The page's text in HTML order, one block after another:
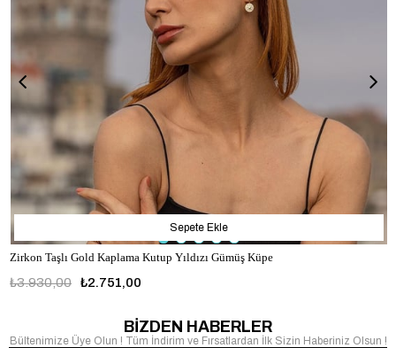
Zirkon Taşlı Gold Kaplama Kutup Yıldızı Gümüş Küpe
₺2.751,00
₺3.930,00
Sepete Ekle
BİZDEN HABERLER
Bültenimize Üye Olun ! Tüm İndirim ve Fırsatlardan İlk Sizin Haberiniz Olsun !